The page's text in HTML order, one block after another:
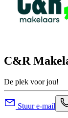
C&R
De plek voor jou!
Stuur e-mail